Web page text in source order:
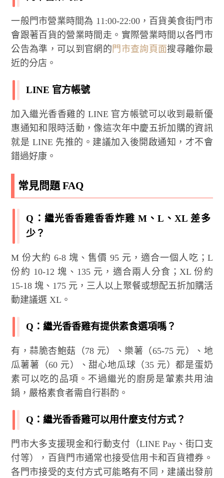
一般門市營業時間為 11:00-22:00，百貨美食街門市
會跟著百貨的營業時間走。實際營業時間以各門市
公告為準，可以到官網的 門市查詢頁面搜尋離你最
近的分店。
LINE 官方帳號
加入繼光香香雞的 LINE 官方帳號可以收到最新優
惠通知和限時活動，像這次年中慶五折加購的資訊
就是 LINE 先推的。建議加入後開啟通知，才不會
錯過好康。
常見問題 FAQ
Q：繼光香香雞香香炸雞 M、L、XL 差多
少？
M 份大約 6-8 塊、售價 95 元，適合一個人吃；L
份約 10-12 塊、135 元，適合兩人分食；XL 份約
15-18 塊、175 元，三人以上聚餐或想配五折加購活
動建議選 XL。
Q：繼光香香雞有提供素食選項嗎？
有，蒜脆杏鮑菇（78 元）、樂薯（65-75 元）、地
瓜薯薯（60 元）、甜心地瓜球（35 元）都是蛋奶
素可以吃的品項。不過繼光的廚房是葷素共用油
鍋，嚴格素食者需自行斟酌。
Q：繼光香香雞可以用什麼支付方式？
門市大多支援現金和行動支付（LINE Pay、街口支
付等），百貨門市通常也接受信用卡和百貨禮券。
各門市接受的支付方式可能略有不同，建議出發前